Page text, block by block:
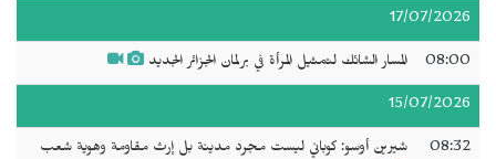
17/07/2026
08:00 المسار الشائك لتمثيل المرأة في برلمان الجزائر الجديد
15/07/2026
08:32 شيرين أوسو: كوباني ليست مجرد مدينة بل إرث مقاومة وهوية شعب